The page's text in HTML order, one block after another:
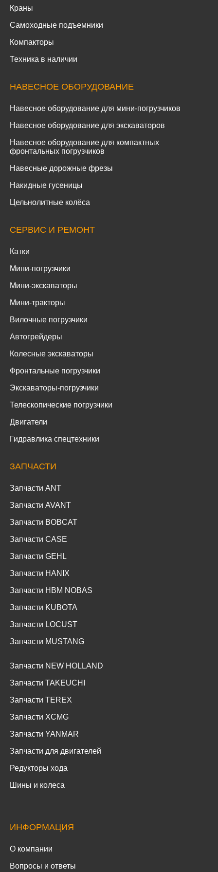
Краны
Самоходные подъемники
Компакторы
Техника в наличии
НАВЕСНОЕ ОБОРУДОВАНИЕ
Навесное оборудование для мини-погрузчиков
Навесное оборудование для экскаваторов
Навесное оборудование для компактных
фронтальных погрузчиков
Навесные дорожные фрезы
Накидные гусеницы
Цельнолитные колёса
СЕРВИС И РЕМОНТ
Катки
Мини-погрузчики
Мини-экскаваторы
Мини-тракторы
Вилочные погрузчики
Автогрейдеры
Колесные экскаваторы
Фронтальные погрузчики
Экскаваторы-погрузчики
Телескопические погрузчики
Двигатели
Гидравлика спецтехники
ЗАПЧАСТИ
Запчасти ANT
Запчасти AVANT
Запчасти BOBCAT
Запчасти CASE
Запчасти GEHL
Запчасти HANIX
Запчасти HBM NOBAS
Запчасти KUBOTA
Запчасти LOCUST
Запчасти MUSTANG
Запчасти NEW HOLLAND
Запчасти TAKEUCHI
Запчасти TEREX
Запчасти XCMG
Запчасти YANMAR
Запчасти для двигателей
Редукторы хода
Шины и колеса
ИНФОРМАЦИЯ
О компании
Вопросы и ответы